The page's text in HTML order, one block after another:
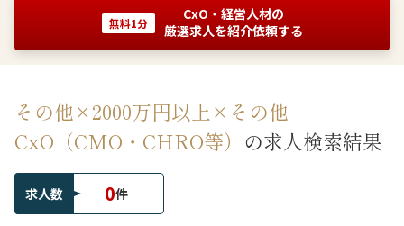
無料1分
CxO・経営人材の
厳選求人を紹介依頼する
その他×2000万円以上×その他
CxO（CMO・CHRO等） の求人検索結果
求人数 0件